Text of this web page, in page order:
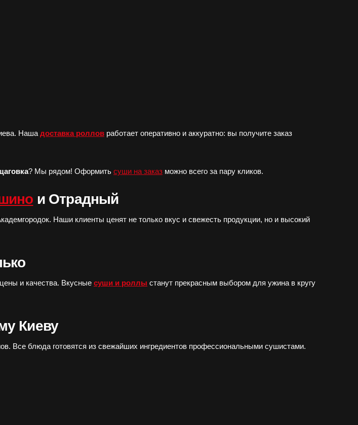
Наша доставка роллов работает оперативно и аккуратно: вы получите заказ
? Мы рядом! Оформить суши на заказ можно всего за пару кликов.
и Отрадный
Наши клиенты ценят не только вкус и свежесть продукции, но и высокий
и качества. Вкусные суши и роллы станут прекрасным выбором для ужина в кругу
Киеву
Все блюда готовятся из свежайших ингредиентов профессиональными сушистами.